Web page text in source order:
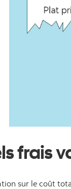
frais
sur le coût